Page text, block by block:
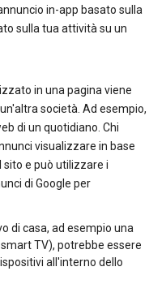
in-app basato sulla
sulla tua attività su un
in una pagina viene
società. Ad esempio,
di un quotidiano. Chi
visualizzare in base
e può utilizzare i
di Google per
di casa, ad esempio una
TV), potrebbe essere
all'interno dello